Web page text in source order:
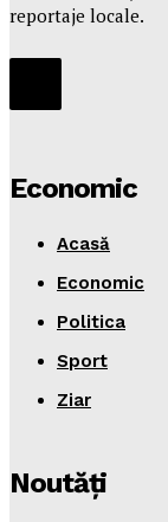
reportaje locale.
Economic
Acasă
Economic
Politica
Sport
Ziar
Noutăţi